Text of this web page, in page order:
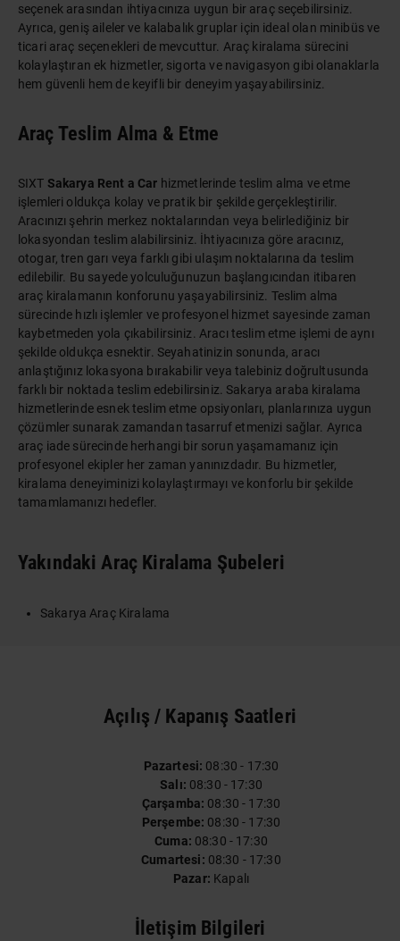
seçenek arasından ihtiyacınıza uygun bir araç seçebilirsiniz.
Ayrıca, geniş aileler ve kalabalık gruplar için ideal olan minibüs ve
ticari araç seçenekleri de mevcuttur. Araç kiralama sürecini
kolaylaştıran ek hizmetler, sigorta ve navigasyon gibi olanaklarla
hem güvenli hem de keyifli bir deneyim yaşayabilirsiniz.
Araç Teslim Alma & Etme
SIXT Sakarya Rent a Car hizmetlerinde teslim alma ve etme
işlemleri oldukça kolay ve pratik bir şekilde gerçekleştirilir.
Aracınızı şehrin merkez noktalarından veya belirlediğiniz bir
lokasyondan teslim alabilirsiniz. İhtiyacınıza göre aracınız,
otogar, tren garı veya farklı gibi ulaşım noktalarına da teslim
edilebilir. Bu sayede yolculuğunuzun başlangıcından itibaren
araç kiralamanın konforunu yaşayabilirsiniz. Teslim alma
sürecinde hızlı işlemler ve profesyonel hizmet sayesinde zaman
kaybetmeden yola çıkabilirsiniz. Aracı teslim etme işlemi de aynı
şekilde oldukça esnektir. Seyahatinizin sonunda, aracı
anlaştığınız lokasyona bırakabilir veya talebiniz doğrultusunda
farklı bir noktada teslim edebilirsiniz. Sakarya araba kiralama
hizmetlerinde esnek teslim etme opsiyonları, planlarınıza uygun
çözümler sunarak zamandan tasarruf etmenizi sağlar. Ayrıca
araç iade sürecinde herhangi bir sorun yaşamamanız için
profesyonel ekipler her zaman yanınızdadır. Bu hizmetler,
kiralama deneyiminizi kolaylaştırmayı ve konforlu bir şekilde
tamamlamanızı hedefler.
Yakındaki Araç Kiralama Şubeleri
Sakarya Araç Kiralama
Açılış / Kapanış Saatleri
Pazartesi: 08:30 - 17:30
Salı: 08:30 - 17:30
Çarşamba: 08:30 - 17:30
Perşembe: 08:30 - 17:30
Cuma: 08:30 - 17:30
Cumartesi: 08:30 - 17:30
Pazar: Kapalı
İletişim Bilgileri